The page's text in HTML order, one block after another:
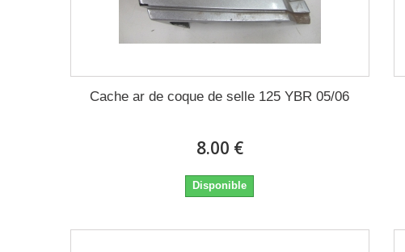
Cache ar de coque de selle 125 YBR 05/06
8.00 €
Disponible